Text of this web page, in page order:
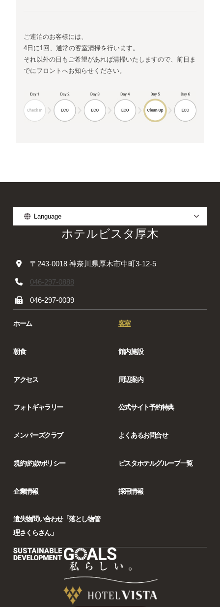
ご連泊のお客様には、
4日に1回、通常の客室清掃を行います。
それ以外の日もご希望があれば清掃いたしますので、前日ま
でにフロントへお知らせください。
Language
ホテルビスタ厚木
〒243-0018 神奈川県厚木市中町3-12-5
046-297-0888
046-297-0039
ホーム 客室
朝食 館内施設
アクセス 周辺案内
フォトギャラリー 公式サイト予約特典
メンバーズクラブ よくあるお問合せ
規約/約款/ポリシー ビスタホテルグループ一覧
企業情報 採用情報
遺失物問い合わせ「落とし物管
理さくらさん」